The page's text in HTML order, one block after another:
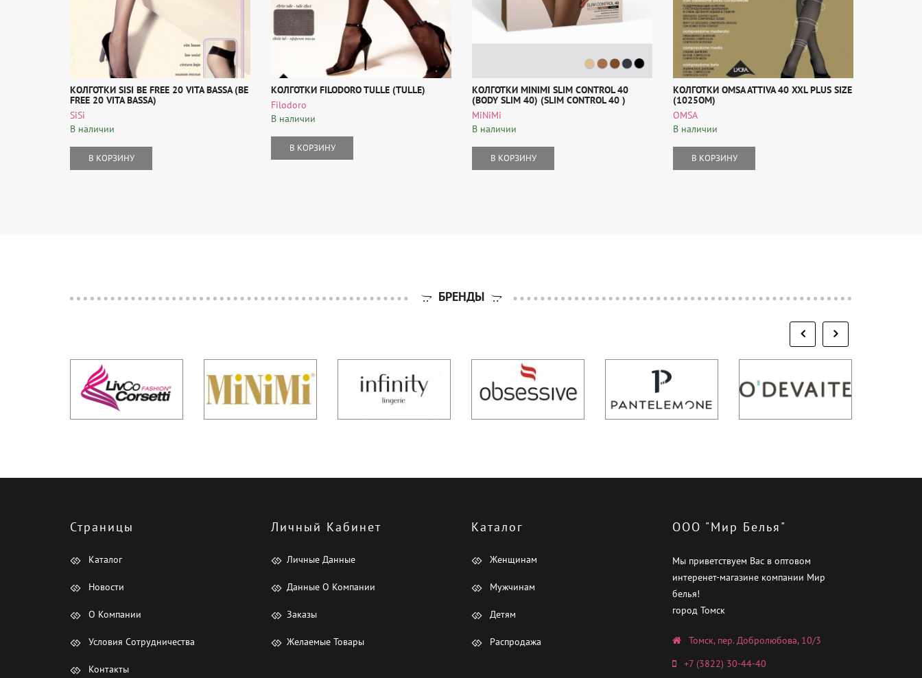
КОЛГОТКИ SISI BE FREE 20 VITA BASSA (BE
FREE 20 VITA BASSA)
SiSi
В наличии
В КОРЗИНУ
КОЛГОТКИ FILODORO TULLE (TULLE)
Filodoro
В наличии
В КОРЗИНУ
КОЛГОТКИ MINIMI SLIM CONTROL 40
(BODY SLIM 40) (SLIM CONTROL 40 )
MiNiMi
В наличии
В КОРЗИНУ
КОЛГОТКИ OMSA ATTIVA 40 XXL PLUS SIZE
(1025OM)
OMSA
В наличии
В КОРЗИНУ
БРЕНДЫ
Страницы
Каталог
Новости
О Компании
Условия Сотрудничества
Контакты
Личный Кабинет
Личные Данные
Данные О Компании
Заказы
Желаемые Товары
Каталог
Женщинам
Мужчинам
Детям
Распродажа
ООО "Мир Белья"
Мы приветствуем Вас в оптовом
интеренет-магазине компании Мир
белья!
город Томск
Томск, пер. Добролюбова, 10/3
+7 (3822) 30-44-40